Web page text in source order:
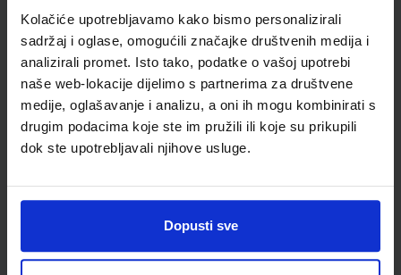
Kolačiće upotrebljavamo kako bismo personalizirali
sadržaj i oglase, omogućili značajke društvenih medija i
analizirali promet. Isto tako, podatke o vašoj upotrebi
naše web-lokacije dijelimo s partnerima za društvene
medije, oglašavanje i analizu, a oni ih mogu kombinirati s
drugim podacima koje ste im pružili ili koje su prikupili
dok ste upotrebljavali njihove usluge.
Dopusti sve
Newsletter prijava